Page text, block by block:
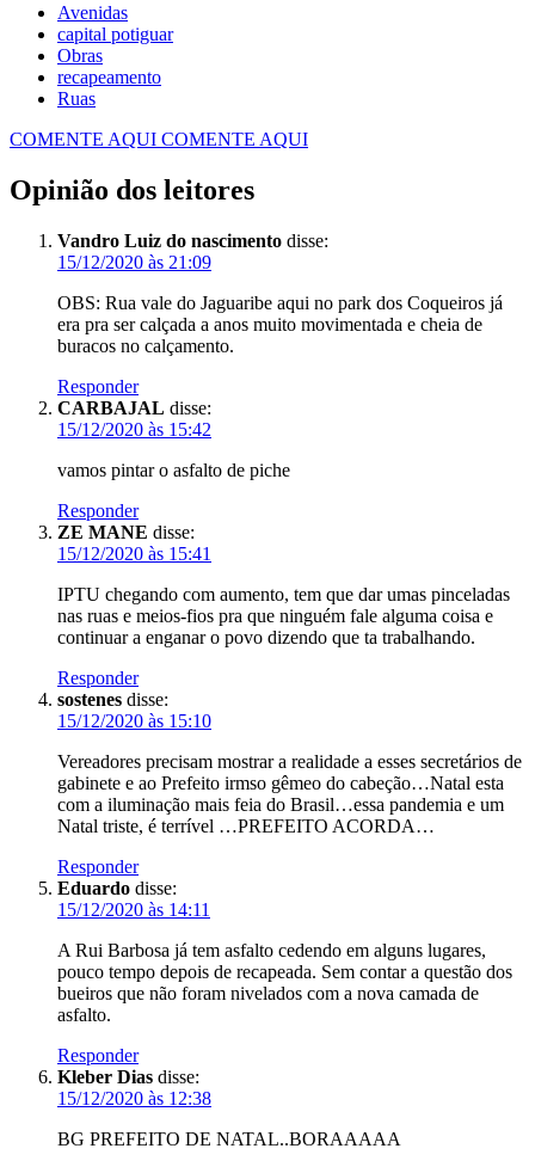
Avenidas
capital potiguar
Obras
recapeamento
Ruas
COMENTE AQUI COMENTE AQUI
Opinião dos leitores
Vandro Luiz do nascimento disse:
15/12/2020 às 21:09
OBS: Rua vale do Jaguaribe aqui no park dos Coqueiros já
era pra ser calçada a anos muito movimentada e cheia de
buracos no calçamento.
Responder
CARBAJAL disse:
15/12/2020 às 15:42
vamos pintar o asfalto de piche
Responder
ZE MANE disse:
15/12/2020 às 15:41
IPTU chegando com aumento, tem que dar umas pinceladas
nas ruas e meios-fios pra que ninguém fale alguma coisa e
continuar a enganar o povo dizendo que ta trabalhando.
Responder
sostenes disse:
15/12/2020 às 15:10
Vereadores precisam mostrar a realidade a esses secretários de
gabinete e ao Prefeito irmso gêmeo do cabeção…Natal esta
com a iluminação mais feia do Brasil…essa pandemia e um
Natal triste, é terrível …PREFEITO ACORDA…
Responder
Eduardo disse:
15/12/2020 às 14:11
A Rui Barbosa já tem asfalto cedendo em alguns lugares,
pouco tempo depois de recapeada. Sem contar a questão dos
bueiros que não foram nivelados com a nova camada de
asfalto.
Responder
Kleber Dias disse:
15/12/2020 às 12:38
BG PREFEITO DE NATAL..BORAAAAA